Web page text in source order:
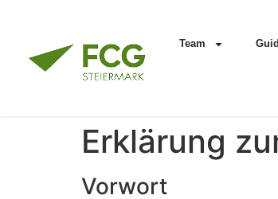
Team
Erklärung
Vorwort